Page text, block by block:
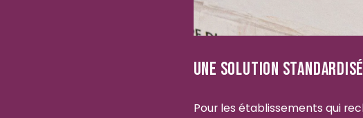
UNE SOLUTION
Pour les établissements qui